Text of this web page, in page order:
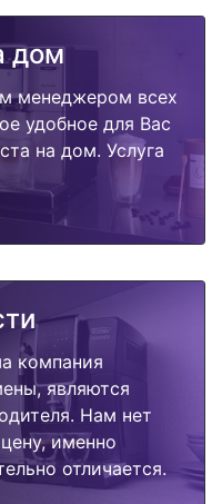
дом
менеджером всех
удобное для Вас
на дом. Услуга
компания
являются
Нам нет
именно
отличается.